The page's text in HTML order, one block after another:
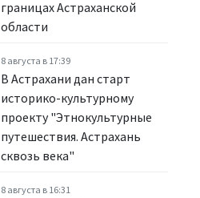
границах Астраханской
области
8 августа в 17:39
В Астрахани дан старт
историко-культурному
проекту "Этнокультурные
путешествия. Астрахань
сквозь века"
8 августа в 16:31